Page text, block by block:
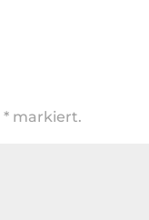
* markiert.